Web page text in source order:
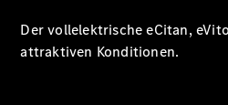
Der vollelektrische eCitan,
attraktiven Konditionen.